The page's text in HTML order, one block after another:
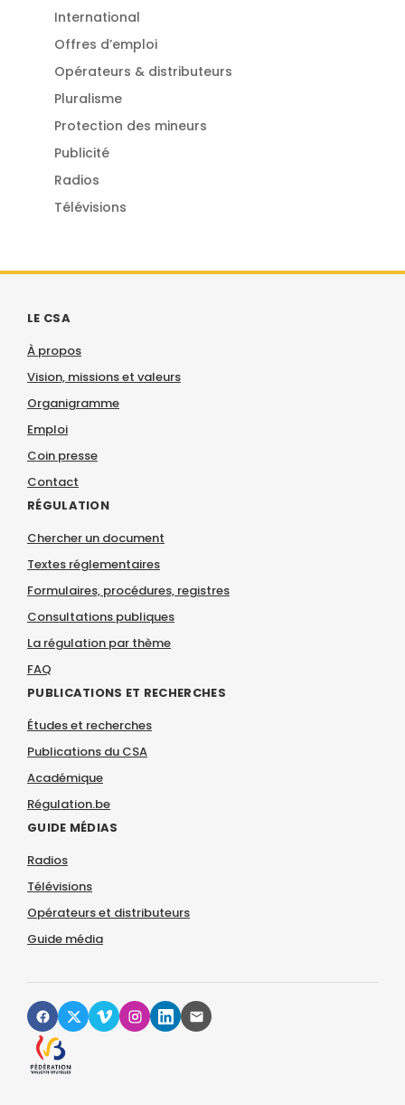
International
Offres d’emploi
Opérateurs & distributeurs
Pluralisme
Protection des mineurs
Publicité
Radios
Télévisions
LE CSA
À propos
Vision, missions et valeurs
Organigramme
Emploi
Coin presse
Contact
RÉGULATION
Chercher un document
Textes réglementaires
Formulaires, procédures, registres
Consultations publiques
La régulation par thème
FAQ
PUBLICATIONS ET RECHERCHES
Études et recherches
Publications du CSA
Académique
Régulation.be
GUIDE MÉDIAS
Radios
Télévisions
Opérateurs et distributeurs
Guide média